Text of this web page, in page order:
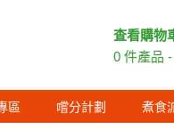
査看購物
0 件產品
區 嚐分計劃 煮食